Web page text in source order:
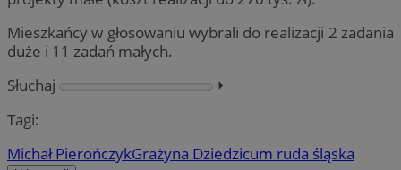
Mieszkańcy w głosowaniu wybrali do realizacji 2 zadania
duże i 11 zadań małych.
Słuchaj
⏵︎
Tagi:
Michał PierończykGrażyna Dziedzicum ruda śląska